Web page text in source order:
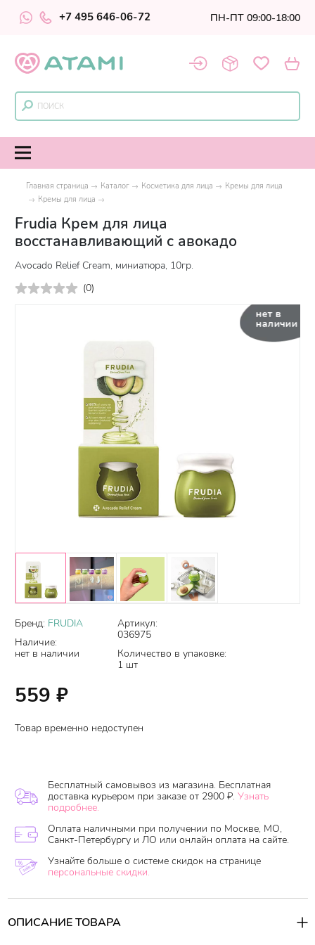
+7 495 646-06-72 ПН-ПТ 09:00-18:00
Главная страница Каталог Косметика для лица
Кремы для лица
Кремы для лица
Frudia Крем для лица
восстанавливающий с авокадо
Avocado Relief Cream, миниатюра, 10гр.
(0)
нет в
наличии
Бренд: FRUDIA
Наличие:
нет в наличии
Артикул:
036975
Количество в упаковке:
1 шт
559 ₽
Товар временно недоступен
Бесплатный самовывоз из магазина. Бесплатная
доставка курьером при заказе от 2900 ₽. Узнать
подробнее.
Оплата наличными при получении по Москве, МО,
Санкт-Петербургу и ЛО или онлайн оплата на сайте.
Узнайте больше о системе скидок на странице
персональные скидки.
ОПИСАНИЕ ТОВАРА